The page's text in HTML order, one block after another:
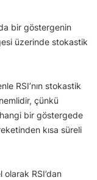
bir göstergenin
üzerinde stokastik
RSI’nın stokastik
çünkü
bir göstergede
kısa süreli
olarak RSI’dan